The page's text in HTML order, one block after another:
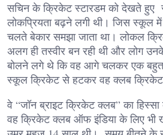
सचिन के क्रिकेट स्टारडम को देखते हुए
लोकप्रियता बढ़ने लगी थी। जिस स्कूल
चलते बेकार समझा जाता था। लोकल
अलग ही तस्वीर बन रही थी और लोग
बोलने लगे थे कि वह आगे चलकर एक
स्कूल क्रिकेट से हटकर वह क्लब
वे “जॉन ब्राइट क्रिकेट क्लब” का
वह क्रिकेट क्लब ऑफ इंडिया के लिए